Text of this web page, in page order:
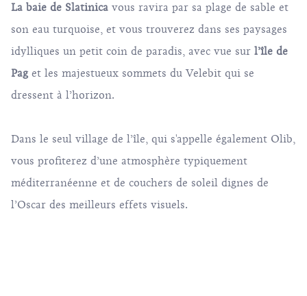
La baie de Slatinica vous ravira par sa plage de sable et
son eau turquoise, et vous trouverez dans ses paysages
idylliques un petit coin de paradis, avec vue sur l’île de
Pag et les majestueux sommets du Velebit qui se
dressent à l’horizon.
Dans le seul village de l’île, qui s'appelle également Olib,
vous profiterez d’une atmosphère typiquement
méditerranéenne et de couchers de soleil dignes de
l’Oscar des meilleurs effets visuels.